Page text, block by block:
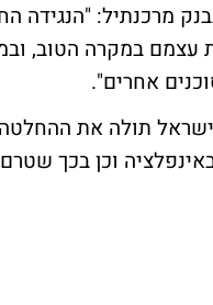
מרכנתיל: "הנגידה
עצמם במקרה הטוב,
אחרים".
תולה את ההחלטה
באינפלציה וכן בכך